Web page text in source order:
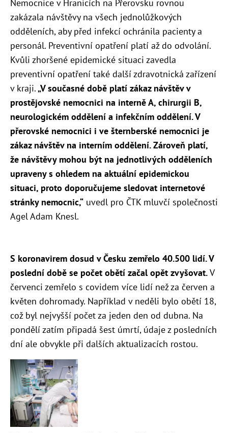
Nemocnice v Hranicích na Přerovsku rovnou
zakázala návštěvy na všech jednolůžkových
odděleních, aby před infekcí ochránila pacienty a
personál. Preventivní opatření platí až do odvolání.
Kvůli zhoršené epidemické situaci zavedla
preventivní opatření také další zdravotnická zařízení
v kraji.„V současné době platí zákaz návštěv v
prostějovské nemocnici na interně A, chirurgii B,
neurologickém oddělení a infekčním oddělení. V
přerovské nemocnici i ve šternberské nemocnici je
zákaz návštěv na interním oddělení. Zároveň platí,
že návštěvy mohou být na jednotlivých odděleních
upraveny s ohledem na aktuální epidemickou
situaci, proto doporučujeme sledovat internetové
stránky nemocnic,“ uvedl pro ČTK mluvčí společnosti
Agel Adam Knesl.
S koronavirem dosud v Česku zemřelo 40.500 lidí. V
poslední době se počet obětí začal opět zvyšovat.V
červenci zemřelo s covidem více lidí než za červen a
květen dohromady. Například v neděli bylo obětí 18,
což byl nejvyšší počet za jeden den od dubna. Na
pondělí zatím připadá šest úmrtí, údaje z posledních
dní ale obvykle při dalších aktualizacích rostou.